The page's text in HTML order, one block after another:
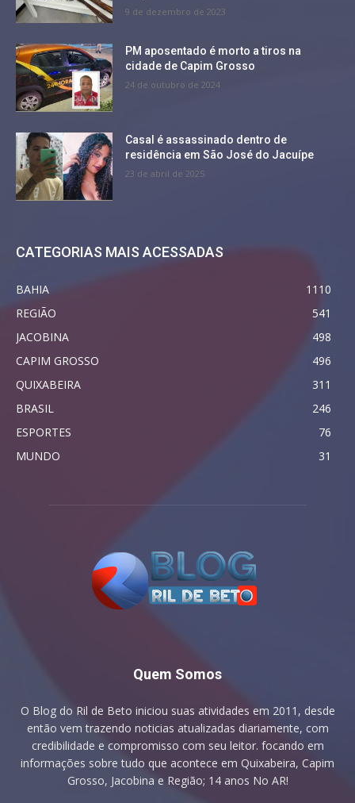
9 de dezembro de 2023
PM aposentado é morto a tiros na
cidade de Capim Grosso
24 de outubro de 2024
Casal é assassinado dentro de
residência em São José do Jacuípe
23 de abril de 2025
CATEGORIAS MAIS ACESSADAS
BAHIA
1110
REGIÃO
541
JACOBINA
498
CAPIM GROSSO
496
QUIXABEIRA
311
BRASIL
246
ESPORTES
76
MUNDO
31
Quem Somos
O Blog do Ril de Beto iniciou suas atividades em 2011, desde
então vem trazendo noticias atualizadas diariamente, com
credibilidade e compromisso com seu leitor. focando em
informações sobre tudo que acontece em Quixabeira, Capim
Grosso, Jacobina e Região; 14 anos No AR!